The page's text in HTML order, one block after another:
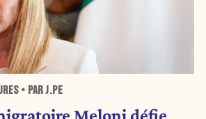
• PAR J.PE
Meloni défie